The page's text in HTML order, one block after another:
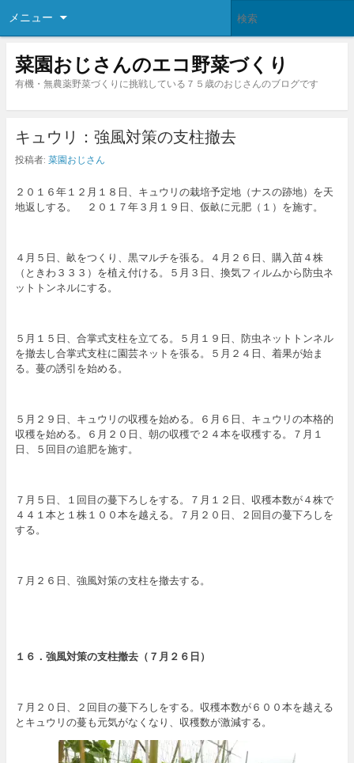
メニュー
菜園おじさんのエコ野菜づくり
有機・無農薬野菜づくりに挑戦している７５歳のおじさんのブログです
キュウリ：強風対策の支柱撤去
投稿者: 菜園おじさん
２０１６年１２月１８日、キュウリの栽培予定地（ナスの跡地）を天
地返しする。 ２０１７年３月１９日、仮畝に元肥（１）を施す。
４月５日、畝をつくり、黒マルチを張る。４月２６日、購入苗４株
（ときわ３３３）を植え付ける。５月３日、換気フィルムから防虫ネ
ットトンネルにする。
５月１５日、合掌式支柱を立てる。５月１９日、防虫ネットトンネル
を撤去し合掌式支柱に園芸ネットを張る。５月２４日、着果が始ま
る。蔓の誘引を始める。
５月２９日、キュウリの収穫を始める。６月６日、キュウリの本格的
収穫を始める。６月２０日、朝の収穫で２４本を収穫する。７月１
日、５回目の追肥を施す。
７月５日、１回目の蔓下ろしをする。７月１２日、収穫本数が４株で
４４１本と１株１００本を越える。７月２０日、２回目の蔓下ろしを
する。
７月２６日、強風対策の支柱を撤去する。
１６．強風対策の支柱撤去（７ 月２６日）
７月２０日、２回目の蔓下ろしをする。収穫本数が６００本を越える
とキュウリの蔓も元気がなくなり、収穫数が激減する。